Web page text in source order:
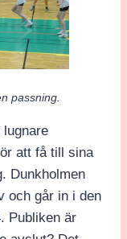
passning.
lugnare
att få till sina
Dunkholmen
och går in i den
Publiken är